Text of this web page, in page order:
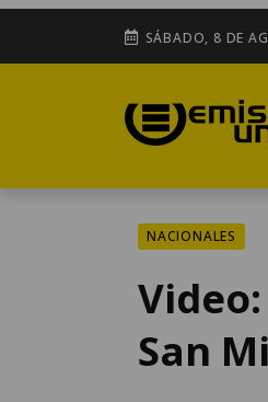
SÁBADO, 8 DE
NACIONALES
San